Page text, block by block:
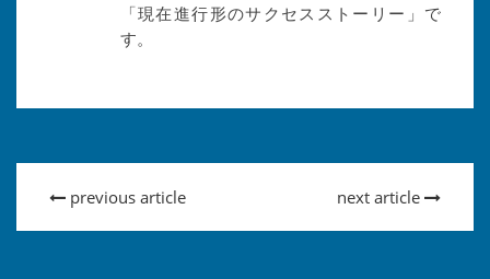
「現在進行形のサクセスストーリー」で
す。
previous article next article